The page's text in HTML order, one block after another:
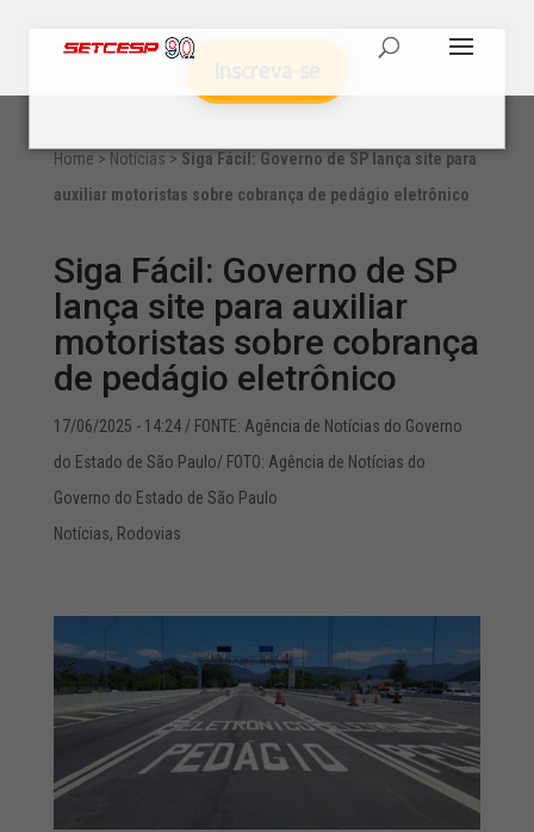
Home > Notícias > Siga Fácil: Governo de SP lança site para
auxiliar motoristas sobre cobrança de pedágio eletrônico
Siga Fácil: Governo de SP
lança site para auxiliar
motoristas sobre cobrança
de pedágio eletrônico
17/06/2025 - 14:24/ FONTE: Agência de Notícias do Governo
do Estado de São Paulo/ FOTO: Agência de Notícias do
Governo do Estado de São Paulo
Notícias, Rodovias